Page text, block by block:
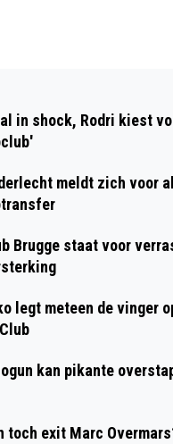
in shock, Rodri kiest
meldt zich voor
Brugge staat voor
legt meteen de vinger
kan pikante
toch exit Marc